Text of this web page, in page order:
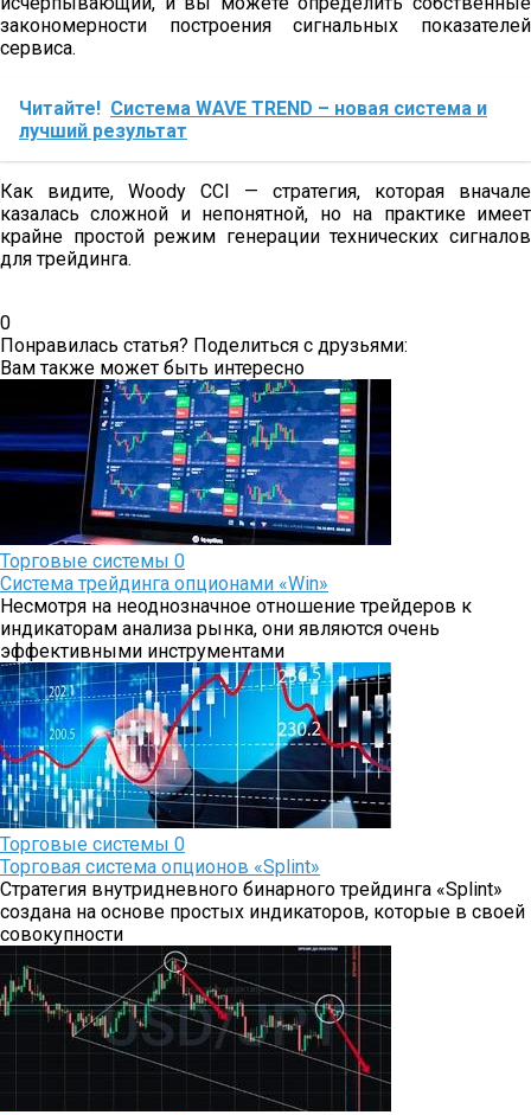
закономерности построения сигнальных показателей
сервиса.
Читайте! Система WAVE TREND – новая система и
лучший результат
Как видите, Woody CCI — стратегия, которая вначале
казалась сложной и непонятной, но на практике имеет
крайне простой режим генерации технических сигналов
для трейдинга.
0
Понравилась статья? Поделиться с друзьями:
Вам также может быть интересно
Торговые системы 0
Система трейдинга опционами «Win»
Несмотря на неоднозначное отношение трейдеров к
индикаторам анализа рынка, они являются очень
эффективными инструментами
Торговые системы 0
Торговая система опционов «Splint»
Стратегия внутридневного бинарного трейдинга «Splint»
создана на основе простых индикаторов, которые в своей
совокупности